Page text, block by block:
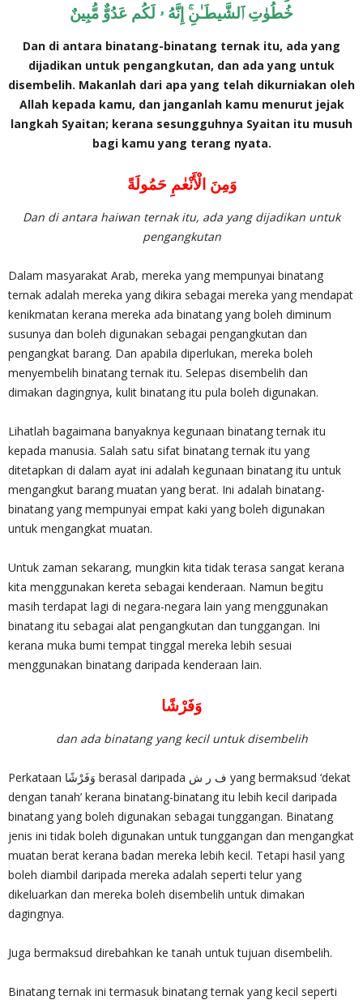
خُطُوٰتِ ٱلشَّيطَـٰنِ‌ۚ إِنَّهُ ۥ لَكُم عَدُوٌّ مُّبِينٌ
Dan di antara binatang-binatang ternak itu, ada yang
dijadikan untuk pengangkutan, dan ada yang untuk
disembelih. Makanlah dari apa yang telah dikurniakan oleh
Allah kepada kamu, dan janganlah kamu menurut jejak
langkah Syaitan; kerana sesungguhnya Syaitan itu musuh
bagi kamu yang terang nyata.
وَمِنَ الْأَنْعٰمِ حَمُولَةً
Dan di antara haiwan ternak itu, ada yang dijadikan untuk
pengangkutan
Dalam masyarakat Arab, mereka yang mempunyai binatang
ternak adalah mereka yang dikira sebagai mereka yang mendapat
kenikmatan kerana mereka ada binatang yang boleh diminum
susunya dan boleh digunakan sebagai pengangkutan dan
pengangkat barang. Dan apabila diperlukan, mereka boleh
menyembelih binatang ternak itu. Selepas disembelih dan
dimakan dagingnya, kulit binatang itu pula boleh digunakan.
Lihatlah bagaimana banyaknya kegunaan binatang ternak itu
kepada manusia. Salah satu sifat binatang ternak itu yang
ditetapkan di dalam ayat ini adalah kegunaan binatang itu untuk
mengangkut barang muatan yang berat. Ini adalah binatang-
binatang yang mempunyai empat kaki yang boleh digunakan
untuk mengangkat muatan.
Untuk zaman sekarang, mungkin kita tidak terasa sangat kerana
kita menggunakan kereta sebagai kenderaan. Namun begitu
masih terdapat lagi di negara-negara lain yang menggunakan
binatang itu sebagai alat pengangkutan dan tunggangan. Ini
kerana muka bumi tempat tinggal mereka lebih sesuai
menggunakan binatang daripada kenderaan lain.
وَفَرْشًا
dan ada binatang yang kecil untuk disembelih
Perkataan وَفَرْشًا berasal daripada ف ر ش yang bermaksud ‘dekat
dengan tanah’ kerana binatang-binatang itu lebih kecil daripada
binatang yang boleh digunakan sebagai tunggangan. Binatang
jenis ini tidak boleh digunakan untuk tunggangan dan mengangkat
muatan berat kerana badan mereka lebih kecil. Tetapi hasil yang
boleh diambil daripada mereka adalah seperti telur yang
dikeluarkan dan mereka boleh disembelih untuk dimakan
dagingnya.
Juga bermaksud direbahkan ke tanah untuk tujuan disembelih.
Binatang ternak ini termasuk binatang ternak yang kecil seperti